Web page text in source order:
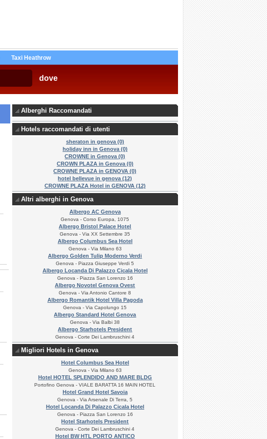
Taxi Heathrow
dove
Alberghi Raccomandati
Hotels raccomandati di utenti
sheraton in genova (0)
holiday inn in Genova (0)
CROWNE in Genova (0)
CROWN PLAZA in Genova (0)
CROWNE PLAZA in GENOVA (0)
hotel bellevue in genova (12)
CROWNE PLAZA Hotel in GENOVA (12)
Altri alberghi in Genova
Albergo AC Genova
Genova - Corso Europa, 1075
Albergo Bristol Palace Hotel
Genova - Via XX Settembre 35
Albergo Columbus Sea Hotel
Genova - Via Milano 63
Albergo Golden Tulip Moderno Verdi
Genova - Piazza Giuseppe Verdi 5
Albergo Locanda Di Palazzo Cicala Hotel
Genova - Piazza San Lorenzo 16
Albergo Novotel Genova Ovest
Genova - Via Antonio Cantore 8
Albergo Romantik Hotel Villa Pagoda
Genova - Via Capolungo 15
Albergo Standard Hotel Genova
Genova - Via Balbi 38
Albergo Starhotels President
Genova - Corte Dei Lambruschini 4
Migliori Hotels in Genova
Hotel Columbus Sea Hotel
Genova - Via Milano 63
Hotel HOTEL SPLENDIDO AND MARE BLDG
Portofino Genova - VIALE BARATTA 16 MAIN HOTEL
Hotel Grand Hotel Savoia
Genova - Via Arsenale Di Terra, 5
Hotel Locanda Di Palazzo Cicala Hotel
Genova - Piazza San Lorenzo 16
Hotel Starhotels President
Genova - Corte Dei Lambruschini 4
Hotel BW HTL PORTO ANTICO